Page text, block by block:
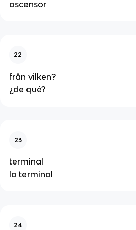
ascensor
22
från vilken?
¿de qué?
23
terminal
la terminal
24